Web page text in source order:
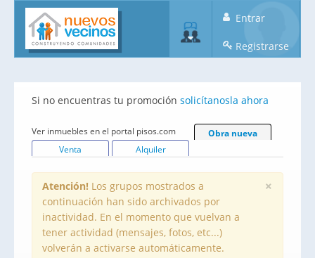
Entrar
Registrarse
Si no encuentras tu promoción solicítanosla ahora
Ver inmuebles en el portal pisos.com
Obra nueva
Venta
Alquiler
×
Atención! Los grupos mostrados a
continuación han sido archivados por
inactividad. En el momento que vuelvan a
tener actividad (mensajes, fotos, etc...)
volverán a activarse automáticamente.